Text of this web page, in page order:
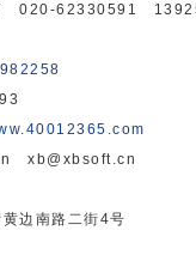
020-62330591
xb@xbsoft.cn
边南路二街4号